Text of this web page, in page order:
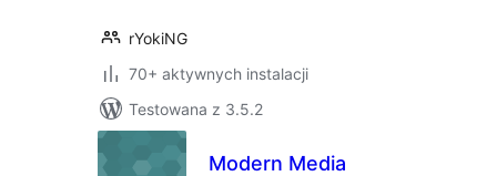
rYokiNG
70+ aktywnych instalacji
Testowana z 3.5.2
Modern Media